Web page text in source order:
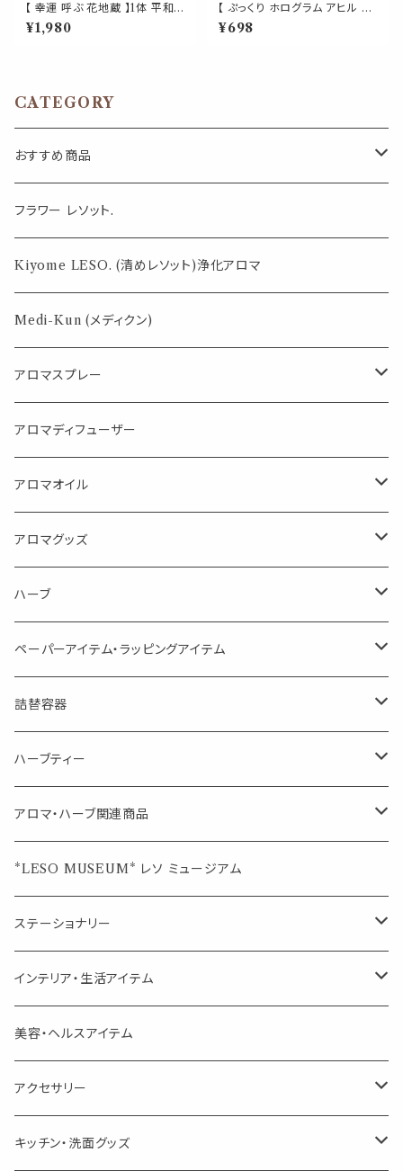
【 幸運 呼ぶ 花地蔵 】1体 平和
花束 家族 健康 愛 願う 天然石
樹脂 受付 デスク 手 サイズ 自
¥1,980
【 ぷっくり ホログラム アヒル ネ
イルシール 】3D ダック 夏 プー
ル 浮き輪 レインボー フラワー
¥698
CATEGORY
おすすめ商品
気になる虫対策に
薄荷の香りで体感温度-4℃ !? スースーシリーズ
パロサント
フラワー レソット.
Kiyome LESO. (清めレソット)浄化アロマ
Medi-Kun (メディクン)
アロマスプレー
目的で選ぶ
蒸し暑い夏やリフレッシュに
消臭に（用途：空間や衣服）
FLOWER LESO. フラワレソット
Kiyome LESO. キヨメ レソット
体感-4℃ !? 薄荷をブレンドしたアロマスプレー
AroMachi アロマチ 町の香り
Mask&Pillow Aroma
アロマディフューザー
アロマオイル
エッセンシャルオイル
シングル
ブレンド
キャリアオイル
アロマグッズ
エッセンシャルオイル
ディフューザー
ハーブ
サシェ・香り袋
ハーブティー
シングル
ブレンド
箱入りアソート
キャンディー
ペーパーアイテム・ラッピングアイテム
シーリングワックス シール
ペーパークリップ
ウェルカムボード・装飾
席札クリップ
プチギフト
詰替容器
ロールオンボトル
スプレーボトル
スポイトボトル
精油用ボトル
ポンプ式ボトル
リップ容器
スクリュー容器
チューブ
ハーブティー
ブレンド
ジュエル オブ ビューティー
美人さんのハーブティー
シングル
アロマ・ハーブ関連商品
エッセンシャルオイル
シングル
ブレンド
クラフト器材・道具
キャリアオイル・ワックス
道具
お香・サシェ・キャンドル
線香
サシェ・香り袋
ディフューザー
アロマオイルウォーマー
アロマストーン
*LESO MUSEUM* レソ ミュージアム
ステーショナリー
デザインクリップ
記号（ハート,星,etc）
音楽・楽器
ページオープナー・ワイドクリップ
ポストカード・メッセージカード
フック・マグネット・画鋲
インテリア・生活アイテム
オブジェ
キャンドル・お香
ウォールアイテム
美容・ヘルスアイテム
アクセサリー
ブローチ・ピンバッチ
キッチン・洗面グッズ